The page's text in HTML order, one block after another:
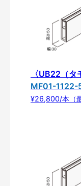
〈UB22（タ
MF01-1122-
¥26,800/本（